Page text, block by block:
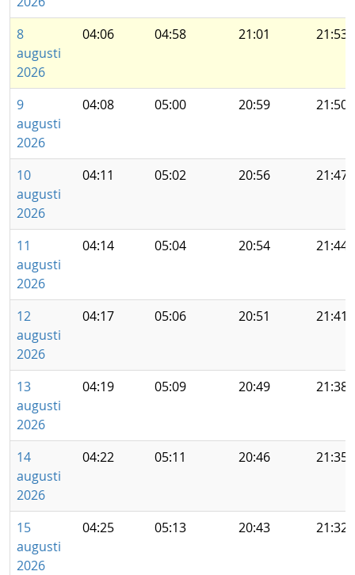
8
augusti
2026
04:06 04:58 21:01 21:53
9
augusti
2026
04:08 05:00 20:59 21:50
10
augusti
2026
04:11 05:02 20:56 21:47
11
augusti
2026
04:14 05:04 20:54 21:44
12
augusti
2026
04:17 05:06 20:51 21:41
13
augusti
2026
04:19 05:09 20:49 21:38
14
augusti
2026
04:22 05:11 20:46 21:35
15
augusti
2026
04:25 05:13 20:43 21:32